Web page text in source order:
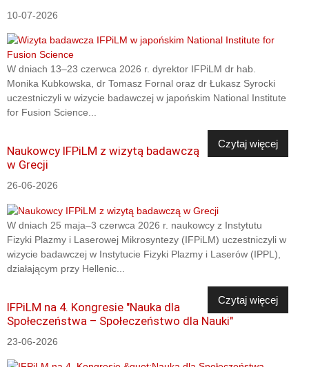
10-07-2026
W dniach 13–23 czerwca 2026 r. dyrektor IFPiLM dr hab.
Monika Kubkowska, dr Tomasz Fornal oraz dr Łukasz Syrocki
uczestniczyli w wizycie badawczej w japońskim National Institute
for Fusion Science...
Czytaj więcej
Naukowcy IFPiLM z wizytą badawczą
w Grecji
26-06-2026
W dniach 25 maja–3 czerwca 2026 r. naukowcy z Instytutu
Fizyki Plazmy i Laserowej Mikrosyntezy (IFPiLM) uczestniczyli w
wizycie badawczej w Instytucie Fizyki Plazmy i Laserów (IPPL),
działającym przy Hellenic...
Czytaj więcej
IFPiLM na 4. Kongresie "Nauka dla
Społeczeństwa – Społeczeństwo dla Nauki"
23-06-2026